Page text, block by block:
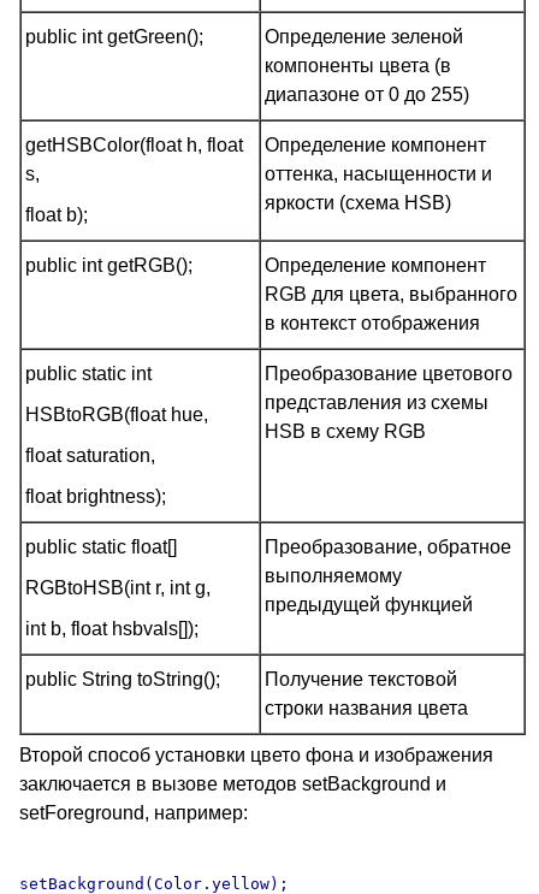
public int getGreen();
Определение зеленой
компоненты цвета (в
диапазоне от 0 до 255)
getHSBColor(float h, float
s,
float b);
Определение компонент
оттенка, насыщенности и
яркости (схема HSB)
public int getRGB();
Определение компонент
RGB для цвета, выбранного
в контекст отображения
public static int
HSBtoRGB(float hue,
float saturation,
float brightness);
Преобразование цветового
представления из схемы
HSB в схему RGB
public static float[]
RGBtoHSB(int r, int g,
int b, float hsbvals[]);
Преобразование, обратное
выполняемому
предыдущей функцией
public String toString();
Получение текстовой
строки названия цвета
Второй способ установки цвето фона и изображения
заключается в вызове методов setBackground и
setForeground, например:
setBackground(Color.yellow);